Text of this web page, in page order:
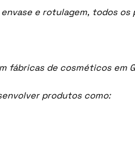
e rotulagem, todos
fábricas de cosméticos
produtos como: